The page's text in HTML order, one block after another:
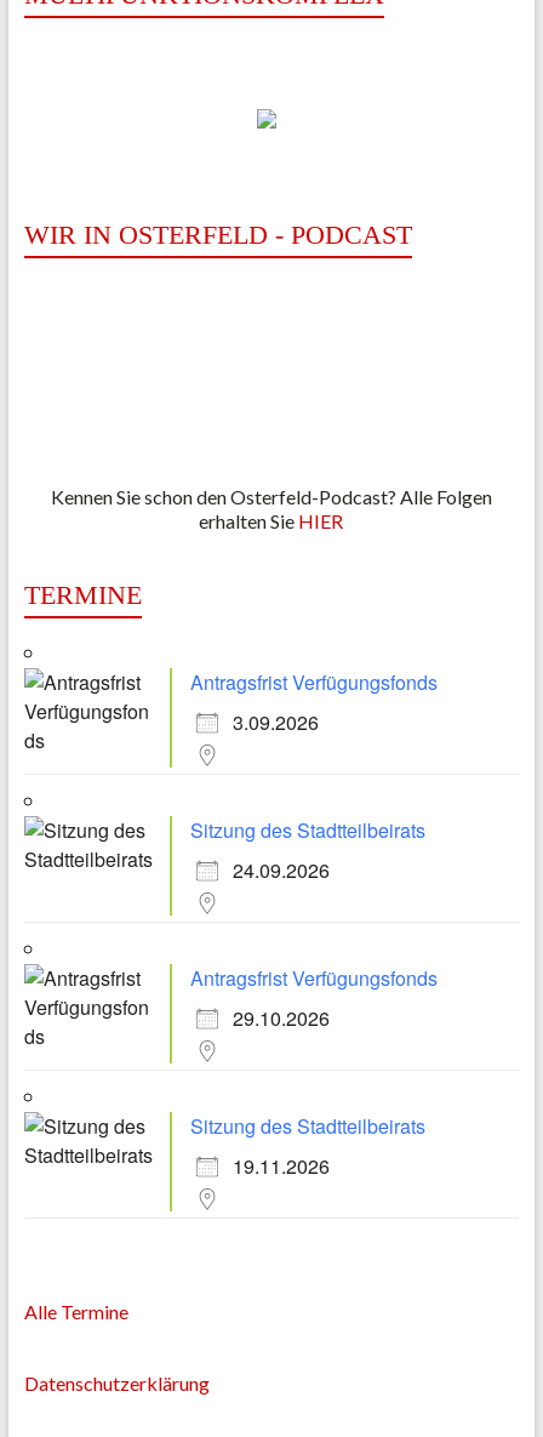
WIR IN OSTERFELD - PODCAST
Kennen Sie schon den Osterfeld-Podcast? Alle Folgen
erhalten Sie HIER
TERMINE
Antragsfrist Verfügungsfonds
3.09.2026
Sitzung des Stadtteilbeirats
24.09.2026
Antragsfrist Verfügungsfonds
29.10.2026
Sitzung des Stadtteilbeirats
19.11.2026
Alle Termine
Datenschutzerklärung